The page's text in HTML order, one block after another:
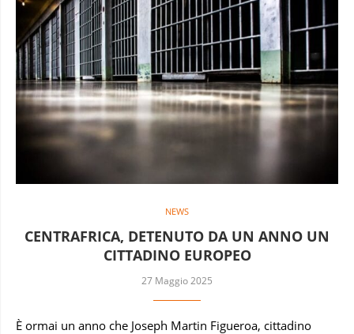
NEWS
CENTRAFRICA, DETENUTO DA UN ANNO UN
CITTADINO EUROPEO
27 Maggio 2025
È ormai un anno che Joseph Martin Figueroa, cittadino